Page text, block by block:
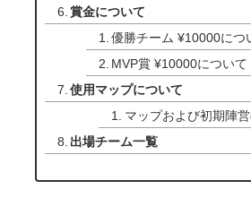
賞金について
優勝チーム ¥10000につ
MVP賞 ¥10000について
使用マップについて
マップおよび初期陣
出場チーム一覧